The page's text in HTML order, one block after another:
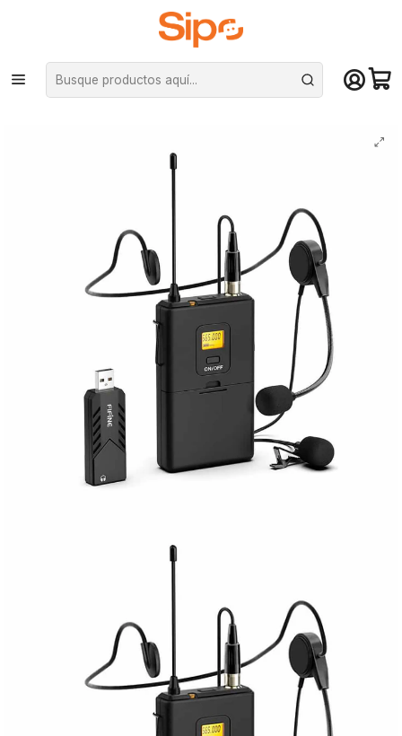
¡Compra hasta mediodía y recibe hoy! De lunes a sábado en el gran
Santiago. Envío gratis desde $29.990
Inicio Audio y música Micrófonos
Micrófono Inalámbrico Fifine K031B, USB con Solapa Lavalier